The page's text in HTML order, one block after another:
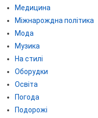
Медицина
Міжнарождна політика
Мода
Музика
На стилі
Оборудки
Освіта
Погода
Подорожі